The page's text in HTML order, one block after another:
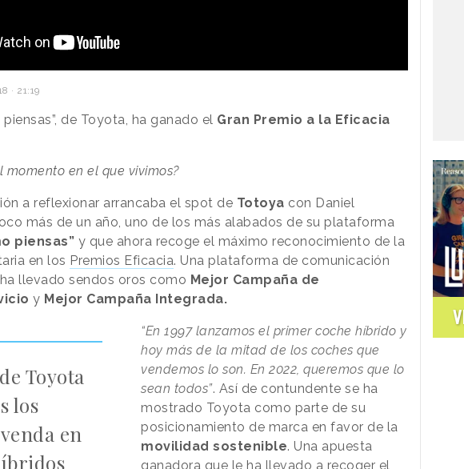
· 21:19
de Toyota, ha ganado el Gran Premio a la Eficacia
momento en el que vivimos?
a reflexionar arrancaba el spot de Totoya con Daniel
más de un año, uno de los más alabados de su plataforma
piensas” y que ahora recoge el máximo reconocimiento de la
en los Premios Eficacia. Una plataforma de comunicación
llevado sendos oros como Mejor Campaña de
y Mejor Campaña Integrada.
Toyota
los
en
“En 1997 lanzamos el primer coche híbrido y
hoy más de la mitad de los coches que
vendemos lo son. En 2022, queremos que lo
sean todos”. Así de contundente se ha
mostrado Toyota como parte de su
posicionamiento de marca en favor de la
movilidad sostenible. Una apuesta
ganadora que le ha llevado a recoger el